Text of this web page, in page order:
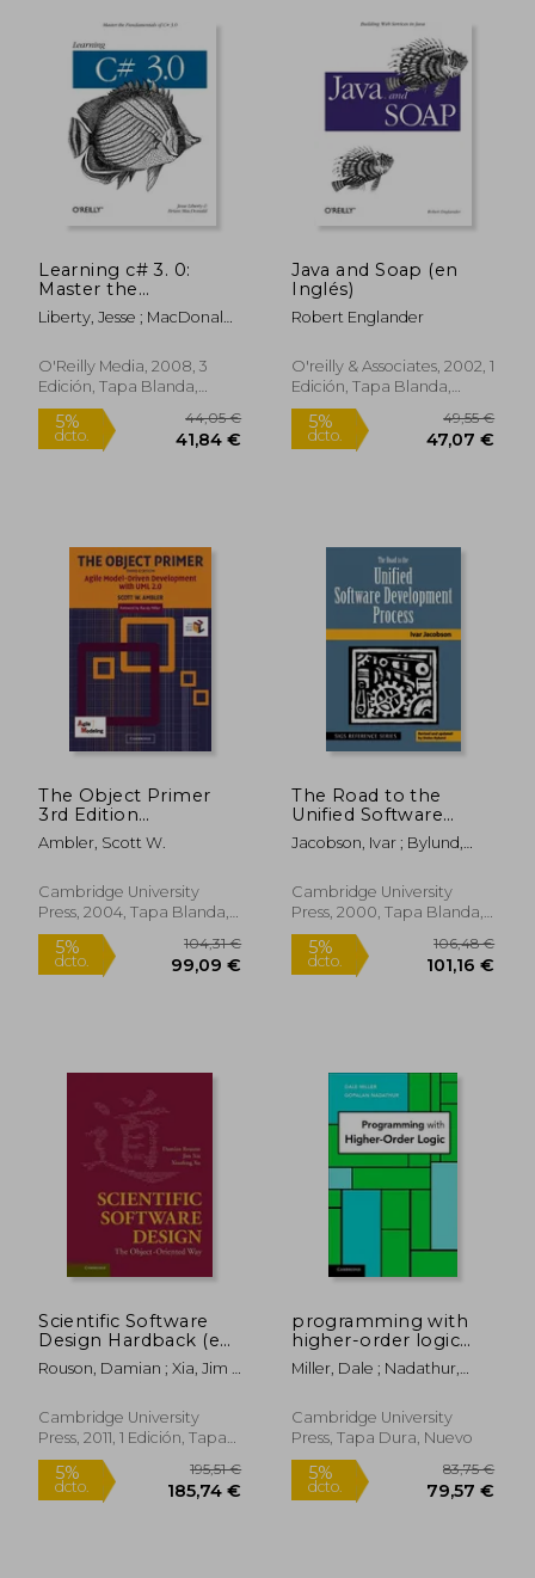
dcto. 35,75 €
5%
5%
77,44 €
5%
dcto.
dcto. 59,75 €
5%
Learning c# 3. 0:
Master the
Fundamentals of c#
3. 0: (en Inglés)
Liberty, Jesse ; MacDonald,
O'Reilly Media, 2008, 3
Edición, Tapa Blanda,
Nuevo
Java and Soap (en
Inglés)
Robert Englander
O'reilly & Associates, 2002, 1
Edición, Tapa Blanda,
Nuevo
The Object Primer
3rd Edition
Paperback: Agile
Model-Driven
uml 2. 0 (en Inglés)
Ambler, Scott W.
Cambridge University
Press, 2004, Tapa Blanda,
Nuevo
The Road to the
Unified Software
Development
Process Paperback
Library) (en Inglés)
Jacobson, Ivar ; Bylund,
Cambridge University
Press, 2000, Tapa Blanda,
Nuevo
Scientific Software
Design Hardback (en
Inglés)
Rouson, Damian ; Xia, Jim ;
Cambridge University
Press, 2011, 1 Edición, Tapa
Dura, Nuevo
programming with
higher-order logic
(en Inglés)
Miller, Dale ; Nadathur,
Cambridge University
Press, Tapa Dura, Nuevo